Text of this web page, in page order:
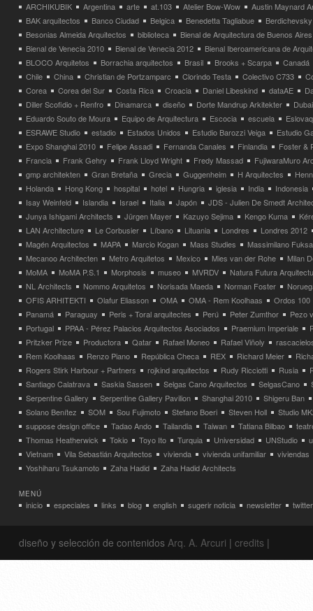
ARCHIKUBIK
Argentina arte at.103 Atelier Bow-Wow
Austin Maynard
BAK arquitectos
Banco Ciudad Belgica Benedetta Tagliabue
Besonias Almeida Arquitectos
biblioteca
Bienal de Arquitectura de Buenos Aires
Bienal de Venecia 2010
Bienal de Venecia 2012
Bienal Iberoamericana de
BLOCO Arquitetos
Borrachia arquitectos Brasil Brooks + Scarpa
Canadá
Chile
China Christian de Portzamparc Clorindo Testa Colectivo C733
Corea
Corea del Sur Costa Rica Croacia Daniel Libeskind dataAE
Diller Scofidio + Renfro
Dinamarca diseño Dorte Mandrup Arkitekter
Dubai
Eduardo Souto de Moura
Equipo de Arquitectura Escocia escuela
ESRAWE Studio
estadio Estados Unidos Estudio Barozzi Veiga
Estudio
Expo Shanghai 2010
Felipe Assadi Fernanda Canales Finlandia
Foster &
Francia
Frank Gehry Frank Lloyd Wright Fredy Massad
FujiwaraMuro
gmp architekten
Gran Bretaña Grecia Guggenheim H Arquitectes
Holanda
Hong Kong hospital hotel Hungria iglesia India
Indonesia
Isay Weinfeld
Islandia Israel Italia Japón
JDS - Julien De Smedt
Junya Ishigami Architects
Jürgen Mayer Kazuyo Sejima Kengo Kuma
LAN Architecture
Le Corbusier Líbano Lituania Londres
Londres 2012
Magén Arquitectos
MAPA Marcio Kogan Mass Studies
Massimilano
Mecanoo Architecten
Metro Arquitetos Mexico Mies van der Rohe
Milan
MoMA
MoMA P.S.1 Morphosis museo MVRDV
Natura Futura
NL Architects
Nommo Arquitetos Norisada Maeda Norman Foster
OFIS ARHITEKTI
Olafur Eliasson OMA OMA - Rem Koolhaas
Ordos 100
Panamá
Paraguay Peris + Toral arquitectes Perú Peter Zumthor
Pezo
Portugal
PPAA - Pérez Palacios Arquitectos Asociados Praemium Imperiale
Pritzker Prize
Productora Qatar Rafael Moneo Rafael Viñoly
Rem Koolhaas
Renzo Piano República Checa REX Richard Meier
Rogers Stirk Harbour + Partners
rojkind arquitectos Rudy Ricciotti Rusia
Santiago Calatrava
Saskia Sassen Selgas Cano Arquitectos SelgasCano
Serpentine Gallery
Serpentine Gallery Pavilion Shanghai 2010
Shigeru Ban
Solano Benítez
SOM Sou Fujimoto Stefano Boeri Steven Holl
Studio
suppose design office
Tadao Ando Tailandia Taiwan Tatiana Bilbao
Thomas Heatherwick
Tokio Toyo Ito Turquia Universidad UNStudio
Vietnam
Vila Sebastián Arquitectos vivienda vivienda unifamiliar
viviendas
Yoshiharu Tsukamoto
Zaha Hadid Zaha Hadid Architects
MENÚ
inicio especiales links blog english sugerir noticia newsletter twitter
diseño y selección de contenidos Arq. A. Arcuri | credits |